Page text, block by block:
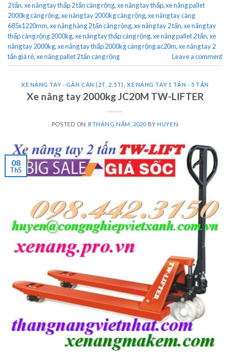
2 tấn,xe nâng tay thấp 2 tấn càng rộng,xe nâng tay thấp,xe nâng pallet
2000kg càng rộng,xe nâng tay 2000kg càng rộng,xe nâng tay càng
685x1220mm,xe nâng hàng 2 tấn càng rộng,xe nâng tay 2 tấn,xe nâng tay
thấp càng rộng 2000kg,xe nâng tay thấp càng rộng,xe nâng pallet 2 tấn,xe
nâng tay 2000kg,xe nâng tay thấp 2000kg càng rộng ac20m,xe nâng tay 2
tấn giá rẻ,xe nâng pallet 2 tấn càng rộng Leave a comment
XE NÂNG TAY - GẮN CÂN (2T, 2.5T) ,XE NÂNG TAY 1 TẤN - 5 TẤN
Xe nâng tay 2000kg JC20M TW-LIFTER
POSTED ON 8 THÁNG NĂM, 2020 BYHUYEN
08
Th5